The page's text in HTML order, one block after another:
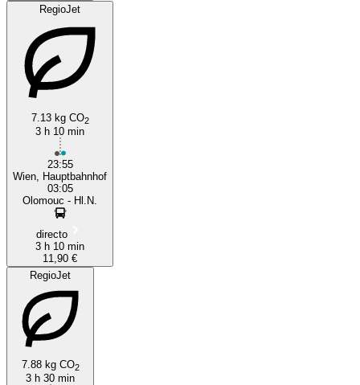
RegioJet
7.13 kg CO2
3 h 10 min
23:55
Wien, Hauptbahnhof
03:05
Olomouc - Hl.N.
directo
3 h 10 min
11,90 €
RegioJet
7.88 kg CO2
3 h 30 min